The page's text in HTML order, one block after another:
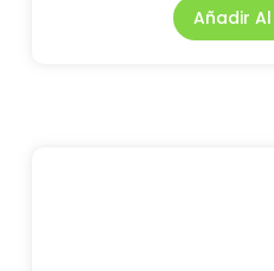
Añadir